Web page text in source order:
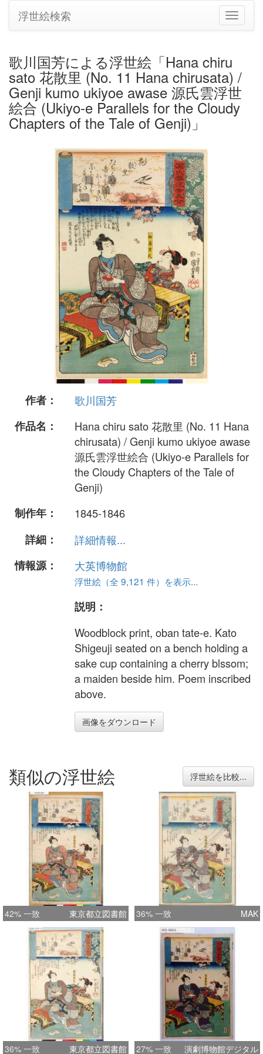
ナ
ビ
シ
ョ
ン
の
切
浮世絵検索
歌川国芳による浮世絵「Hana chiru
sato 花散里 (No. 11 Hana chirusata) /
Genji kumo ukiyoe awase 源氏雲浮世
絵合 (Ukiyo-e Parallels for the Cloudy
Chapters of the Tale of Genji)」
作者：
歌川国芳
作品名：
Hana chiru sato 花散里 (No. 11 Hana
chirusata) / Genji kumo ukiyoe awase
源氏雲浮世絵合 (Ukiyo-e Parallels for
the Cloudy Chapters of the Tale of
Genji)
制作年：
1845-1846
詳細：
詳細情報...
情報源：
大英博物館
浮世絵（全 9,121 件）を表示...
説明：
Woodblock print, oban tate-e. Kato
Shigeuji seated on a bench holding a
sake cup containing a cherry blssom;
a maiden beside him. Poem inscribed
above.
画像をダウンロード
類似の浮世絵 浮世絵を比較...
42% 一致 東京都立図書館 36% 一致 MAK
36% 一致 東京都立図書館 27% 一致 演劇博物館デジタル